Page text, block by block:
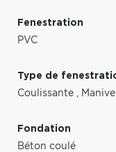
Fenestration
PVC
Type de
Coulissante ,
Fondation
Béton coulé